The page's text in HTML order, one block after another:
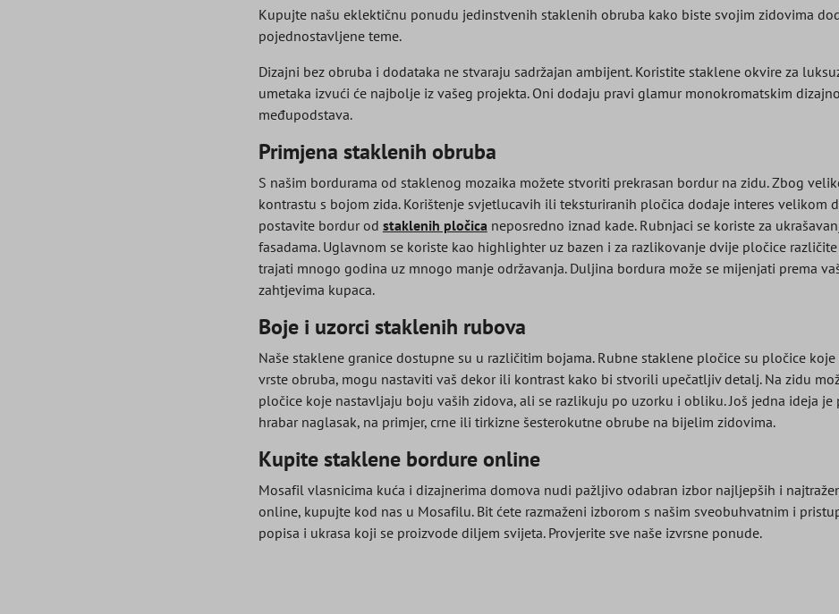
Kupujte našu eklektičnu ponudu jedinstvenih staklenih obruba kako biste svojim zidovima
pojednostavljene teme.
Dizajni bez obruba i dodataka ne stvaraju sadržajan ambijent. Koristite staklene okvire za
umetaka izvući će najbolje iz vašeg projekta. Oni dodaju pravi glamur monokromatskim
međupodstava.
Primjena staklenih obruba
S našim bordurama od staklenog mozaika možete stvoriti prekrasan bordur na zidu. Zbog
kontrastu s bojom zida. Korištenje svjetlucavih ili teksturiranih pločica dodaje interes velikom
postavite bordur od staklenih pločicaneposredno iznad kade. Rubnjaci se koriste za
fasadama. Uglavnom se koriste kao highlighter uz bazen i za razlikovanje dvije pločice
trajati mnogo godina uz mnogo manje održavanja. Duljina bordura može se mijenjati prema
zahtjevima kupaca.
Boje i uzorci staklenih rubova
Naše staklene granice dostupne su u različitim bojama. Rubne staklene pločice su pločice
vrste obruba, mogu nastaviti vaš dekor ili kontrast kako bi stvorili upečatljiv detalj. Na zidu
pločice koje nastavljaju boju vaših zidova, ali se razlikuju po uzorku i obliku. Još jedna ideja
hrabar naglasak, na primjer, crne ili tirkizne šesterokutne obrube na bijelim zidovima.
Kupite staklene bordure online
Mosafil vlasnicima kuća i dizajnerima domova nudi pažljivo odabran izbor najljepših i
online, kupujte kod nas u Mosafilu. Bit ćete razmaženi izborom s našim sveobuhvatnim i
popisa i ukrasa koji se proizvode diljem svijeta. Provjerite sve naše izvrsne ponude.